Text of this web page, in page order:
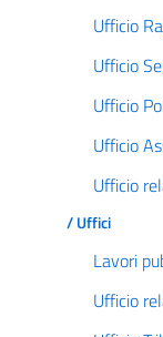
Ufficio
Ufficio
Ufficio
Ufficio
Ufficio
/ Uffici
Lavori
Ufficio